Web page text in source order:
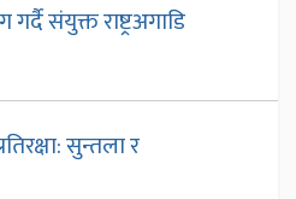
संयुक्त राष्ट्रअगाडि
सुन्तला र